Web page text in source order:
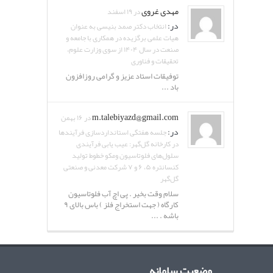
مهدی غرویدر ۱۹ اسفند
در:انتخاب دکتر صمد بنیسی به عنوان
هیات علمی برگزیده در همکاری با جامعه و
صنعت در سال ۱۴۰۴ از سوی وزارت علوم،
تحقیقات و فناوری
توفیقات استاد عزیز و گرامی روزافزون
باد ...
m.talebiyazd@gmail.comدر ۱۶ بهمن
در:جلسه هفتگی استانداردسازی فرآیندها
در کارخانه گل‌گهر: عیب یابی فرآیندی
سلول‌های فلوتاسیون ومکو خطوط تولید
کنسانتره ۵، ۶ و ۷ شرکت معدنی و صنعتی
گل‌گهر
سلام وقت بخیر . پی اچ آب فلوتاسیون
کارگاه ( جهت استخراج فلز ) باس بالای ۹
باشه . ...